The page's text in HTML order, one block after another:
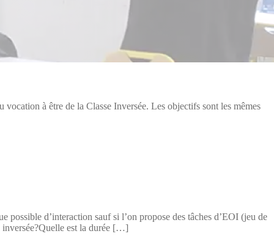
à être de la Classe Inversée. Les objectifs sont les mêmes
possible d’interaction sauf si l’on propose des tâches d’EOI (jeu de
inversée?Quelle est la durée […]